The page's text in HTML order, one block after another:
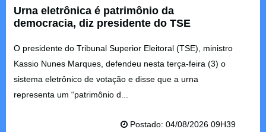
Urna eletrônica é patrimônio da
democracia, diz presidente do TSE
O presidente do Tribunal Superior Eleitoral (TSE), ministro
Kassio Nunes Marques, defendeu nesta terça-feira (3) o
sistema eletrônico de votação e disse que a urna
representa um “patrimônio d...
Postado: 04/08/2026 09H39